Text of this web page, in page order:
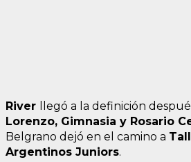
River llegó a la definición
Lorenzo, Gimnasia y Rosario
Belgrano dejó en el camino a
Argentinos Juniors.